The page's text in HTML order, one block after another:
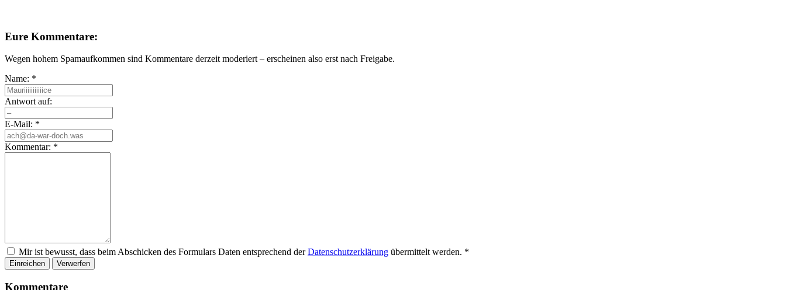
Eure Kommentare:
Wegen hohem Spamaufkommen sind Kommentare derzeit moderiert – erscheinen also erst nach Freigabe.
Name: *
Antwort auf:
E-Mail: *
Kommentar: *
Mir ist bewusst, dass beim Abschicken des Formulars Daten entsprechend derDatenschutzerklärung übermittelt werden. *
Einreichen Verwerfen
Kommentare